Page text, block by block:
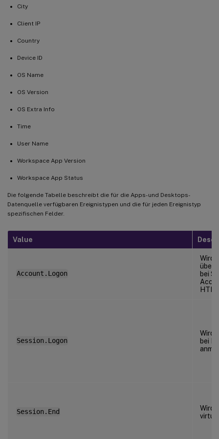
City
Client IP
Country
Device ID
OS Name
OS Version
OS Extra Info
Time
User Name
Workspace App Version
Workspace App Status
Die folgende Tabelle beschreibt die für die Apps- und Desktops-
Datenquelle verfügbaren Ereignistypen und die für jeden Ereignistyp
spezifischen Felder.
Value
Account.Logon
Wird
über
bei
Session.Logon
Wird
bei
Session.End
Wird